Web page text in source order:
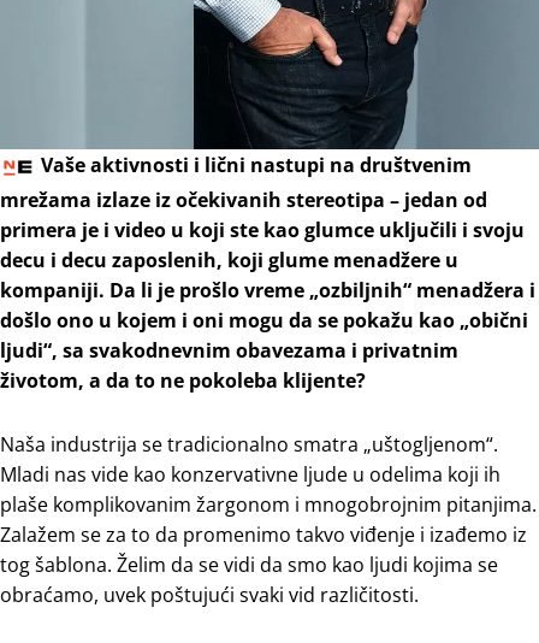
Vaše aktivnosti i lični nastupi na društvenim
mrežama izlaze iz očekivanih stereotipa – jedan od
primera je i video u koji ste kao glumce uključili i svoju
decu i decu zaposlenih, koji glume menadžere u
kompaniji. Da li je prošlo vreme „ozbiljnih“ menadžera i
došlo ono u kojem i oni mogu da se pokažu kao „obični
ljudi“, sa svakodnevnim obavezama i privatnim
životom, a da to ne pokoleba klijente?
Naša industrija se tradicionalno smatra „uštogljenom“.
Mladi nas vide kao konzervativne ljude u odelima koji ih
plaše komplikovanim žargonom i mnogobrojnim pitanjima.
Zalažem se za to da promenimo takvo viđenje i izađemo iz
tog šablona. Želim da se vidi da smo kao ljudi kojima se
obraćamo, uvek poštujući svaki vid različitosti.